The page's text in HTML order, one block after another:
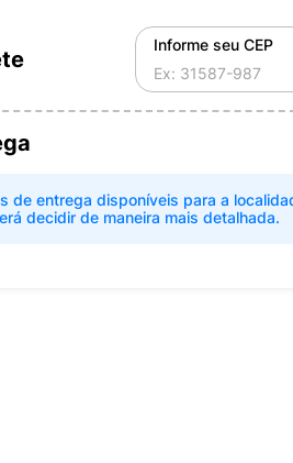
Informe seu CEP
de entrega disponíveis para a
decidir de maneira mais detalhada.